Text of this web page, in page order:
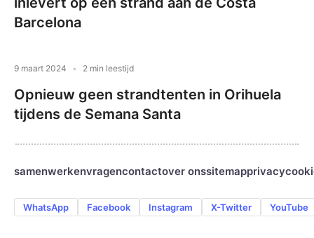
Barcelona
9 maart 2024 2 min leestijd
Opnieuw geen strandtenten in Orihuela
tijdens de Semana Santa
samenwerkenvragencontactover onssitemapprivacy
WhatsApp Facebook Instagram X-Twitter YouTube